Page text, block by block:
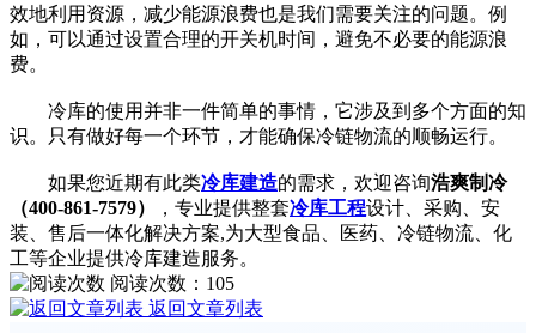
效地利用资源，减少能源浪费也是我们需要关注的问题。例
如，可以通过设置合理的开关机时间，避免不必要的能源浪
费。
冷库的使用并非一件简单的事情，它涉及到多个方面的知
识。只有做好每一个环节，才能确保冷链物流的顺畅运行。
如果您近期有此类冷库建造的需求，欢迎咨询浩爽制冷
（400-861-7579）
，专业提供整套冷库工程设计、采购、安
装、售后一体化解决方案,为大型食品、医药、冷链物流、化
工等企业提供冷库建造服务。
阅读次数： 105
返回文章列表